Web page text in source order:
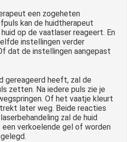
een zogeheten
kan de huidtherapeut
op de vaatlaser reageert. En
instellingen verder
dat de instellingen aangepast
gereageerd heeft, zal de
zetten. Na iedere puls zie je
Of het vaatje kleurt
later weg. Beide reacties
zal de huid
verkoelende gel of worden